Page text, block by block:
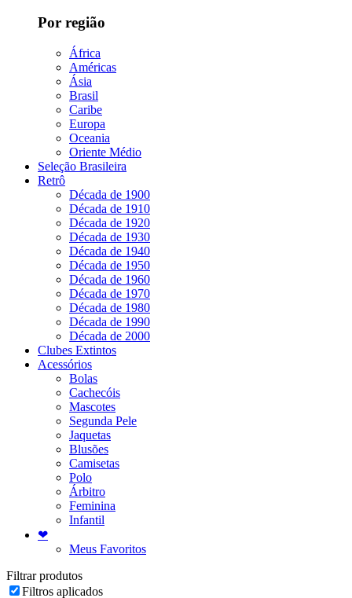
Por região
África
Américas
Ásia
Brasil
Caribe
Europa
Oceania
Oriente Médio
Seleção Brasileira
Retrô
Década de 1900
Década de 1910
Década de 1920
Década de 1930
Década de 1940
Década de 1950
Década de 1960
Década de 1970
Década de 1980
Década de 1990
Década de 2000
Clubes Extintos
Acessórios
Bolas
Cachecóis
Mascotes
Segunda Pele
Jaquetas
Blusões
Camisetas
Polo
Árbitro
Feminina
Infantil
❤
Meus Favoritos
Filtrar produtos
Filtros aplicados